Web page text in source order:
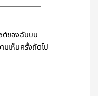
ต์ของฉันบน
มเห็นครั้งถัดไป